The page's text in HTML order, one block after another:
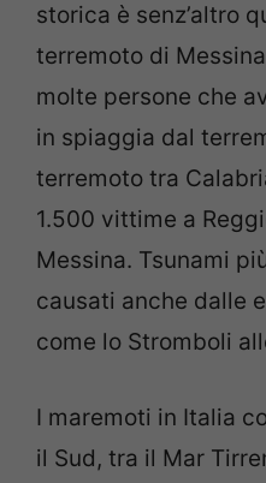
storica è senz’altro
terremoto di
molte persone che
in spiaggia dal
terremoto tra
1.500 vittime a
Messina. Tsunami
causati anche dalle
come lo Stromboli
I maremoti in Italia
il Sud, tra il Mar